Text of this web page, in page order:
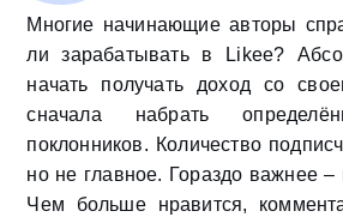
Многие начинающие авторы
ли зарабатывать в Likee?
начать получать доход со
сначала набрать
поклонников. Количество
но не главное. Гораздо важнее –
Чем больше нравится,